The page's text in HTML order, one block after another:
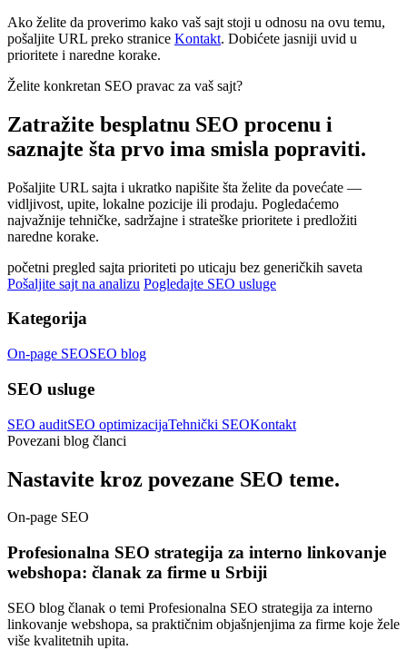
Ako želite da proverimo kako vaš sajt stoji u odnosu na ovu temu,
pošaljite URL preko stranice Kontakt. Dobićete jasniji uvid u
prioritete i naredne korake.
Želite konkretan SEO pravac za vaš sajt?
Zatražite besplatnu SEO procenu i
saznajte šta prvo ima smisla popraviti.
Pošaljite URL sajta i ukratko napišite šta želite da povećate —
vidljivost, upite, lokalne pozicije ili prodaju. Pogledaćemo
najvažnije tehničke, sadržajne i strateške prioritete i predložiti
naredne korake.
početni pregled sajta prioriteti po uticaju bez generičkih saveta
Pošaljite sajt na analizu Pogledajte SEO usluge
Kategorija
On-page SEOSEO blog
SEO usluge
SEO auditSEO optimizacijaTehnički SEOKontakt
Povezani blog članci
Nastavite kroz povezane SEO teme.
On-page SEO
Profesionalna SEO strategija za interno linkovanje
webshopa: članak za firme u Srbiji
SEO blog članak o temi Profesionalna SEO strategija za interno
linkovanje webshopa, sa praktičnim objašnjenjima za firme koje žele
više kvalitetnih upita.